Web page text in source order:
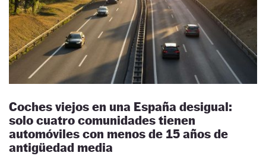
Coches viejos en una España desigual:
solo cuatro comunidades tienen
automóviles con menos de 15 años de
antigüedad media